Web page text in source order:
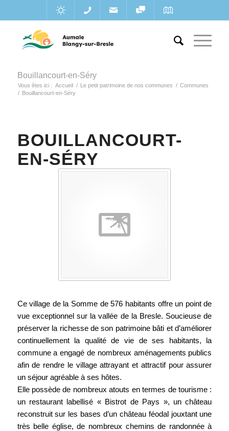
Bouillancourt-en-Séry
Vous êtes ici : Accueil / Le petit patrimoine de nos communes / Communes
/ Bouillancourt-en-Séry
BOUILLANCOURT-
EN-SÉRY
Ce village de la Somme de 576 habitants offre un point de
vue exceptionnel sur la vallée de la Bresle. Soucieuse de
préserver la richesse de son patrimoine bâti et d’améliorer
continuellement la qualité de vie de ses habitants, la
commune a engagé de nombreux aménagements publics
afin de rendre le village attrayant et attractif pour assurer
un séjour agréable à ses hôtes.
Elle possède de nombreux atouts en termes de tourisme :
un restaurant labellisé « Bistrot de Pays », un château
reconstruit sur les bases d’un château féodal jouxtant une
très belle église, de nombreux chemins de randonnée à